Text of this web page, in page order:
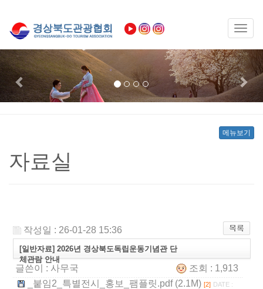
Previous
메뉴보기
자료실
작성일 : 26-01-28 15:36
[일반자료] 2026년 경상북도독립운동기념관 단
체관람 안내
글쓴이 : 사무국
조회 : 1,913
_붙임2_특별전시_홍보_팸플릿.pdf (2.1M) [2] DATE :